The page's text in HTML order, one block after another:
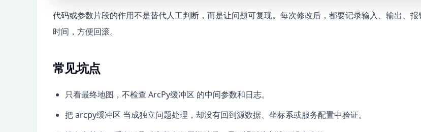
代码或参数片段的作用不是替代人工判断，而是让问题可复现。每次修改后，都要记录输入、输出、报
时间，方便回滚。
常见坑点
只看最终地图，不检查 ArcPy缓冲区 的中间参数和日志。
把 arcpy缓冲区 当成独立问题处理，却没有回到源数据、坐标系或服务配置中验证。